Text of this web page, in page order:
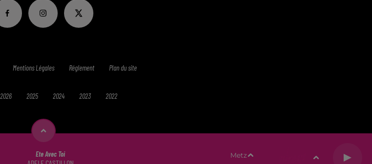
Ete Avec Toi Metz
Mentions Légales Réglement Plan du site
2026 2025 2024 2023 2022